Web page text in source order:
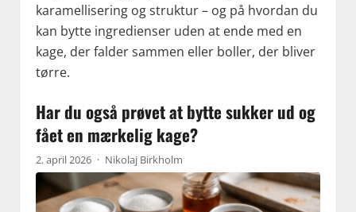
karamellisering og struktur – og på hvordan du
kan bytte ingredienser uden at ende med en
kage, der falder sammen eller boller, der bliver
tørre.
Har du også prøvet at bytte sukker ud og
fået en mærkelig kage?
2. april 2026 · Nikolaj Birkholm